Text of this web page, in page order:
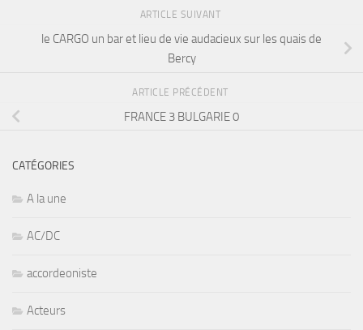
ARTICLE SUIVANT
le CARGO un bar et lieu de vie audacieux sur les quais de
Bercy
ARTICLE PRÉCÉDENT
FRANCE 3 BULGARIE 0
CATÉGORIES
A la une
AC/DC
accordeoniste
Acteurs